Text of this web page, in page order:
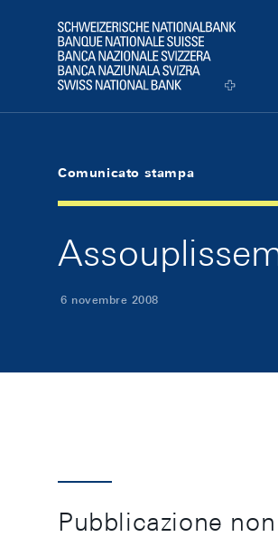
Logo
Comunicato stampa
6 novembre 2008
Pubblicazione